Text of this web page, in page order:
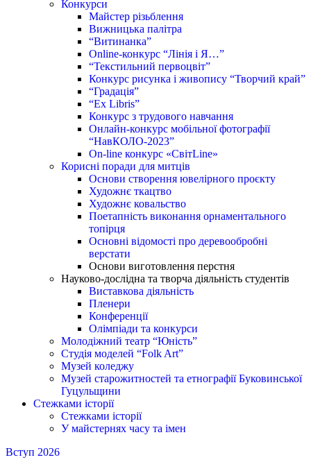
Конкурси
Майстер різьблення
Вижницька палітра
“Витинанка”
Online-конкурс “Лінія і Я…”
“Текстильний первоцвіт”
Конкурс рисунка і живопису “Творчий край”
“Градація”
“Ex Libris”
Конкурс з трудового навчання
Онлайн-конкурс мобільної фотографії
“НавКОЛО-2023”
On-line конкурс «СвітLine»
Корисні поради для митців
Основи створення ювелірного проєкту
Художнє ткацтво
Художнє ковальство
Поетапність виконання орнаментального
топірця
Основні відомості про деревообробні
верстати
Основи виготовлення перстня
Науково-дослідна та творча діяльність студентів
Виставкова діяльність
Пленери
Конференції
Олімпіади та конкурси
Молодіжний театр “Юність”
Студія моделей “Folk Art”
Музей коледжу
Музей старожитностей та етнографії Буковинської
Гуцульщини
Стежками історії
Стежками історії
У майстернях часу та імен
Вступ 2026